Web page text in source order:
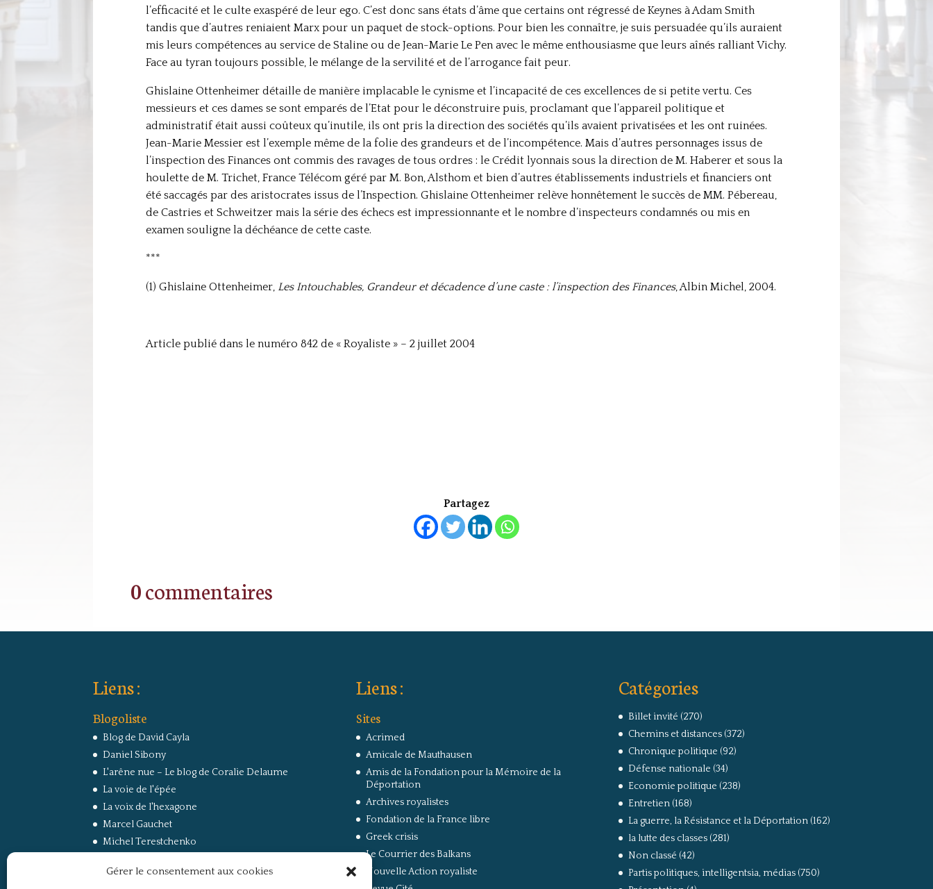
Gérer le consentement aux cookies
l’efficacité et le culte exaspéré de leur ego. C’est donc sans états d’âme que certains ont régressé de Keynes à Adam Smith
tandis que d’autres reniaient Marx pour un paquet de stock-options. Pour bien les connaître, je suis persuadée qu’ils auraient
mis leurs compétences au service de Staline ou de Jean-Marie Le Pen avec le même enthousiasme que leurs aînés ralliant Vichy.
Face au tyran toujours possible, le mélange de la servilité et de l’arrogance fait peur.
Ghislaine Ottenheimer détaille de manière implacable le cynisme et l’incapacité de ces excellences de si petite vertu. Ces
messieurs et ces dames se sont emparés de l’Etat pour le déconstruire puis, proclamant que l’appareil politique et
administratif était aussi coûteux qu’inutile, ils ont pris la direction des sociétés qu’ils avaient privatisées et les ont ruinées.
Jean-Marie Messier est l’exemple même de la folie des grandeurs et de l’incompétence. Mais d’autres personnages issus de
l’inspection des Finances ont commis des ravages de tous ordres : le Crédit lyonnais sous la direction de M. Haberer et sous la
houlette de M. Trichet, France Télécom géré par M. Bon, Alsthom et bien d’autres établissements industriels et financiers ont
été saccagés par des aristocrates issus de l’Inspection. Ghislaine Ottenheimer relève honnêtement le succès de MM. Pébereau,
de Castries et Schweitzer mais la série des échecs est impressionnante et le nombre d’inspecteurs condamnés ou mis en
examen souligne la déchéance de cette caste.
***
(1) Ghislaine Ottenheimer, Les Intouchables, Grandeur et décadence d’une caste : l’inspection des Finances, Albin Michel, 2004.
Article publié dans le numéro 842 de « Royaliste » – 2 juillet 2004
Partagez
0 commentaires
Liens :
Blogoliste
Blog de David Cayla
Daniel Sibony
L'arêne nue – Le blog de Coralie Delaume
La voie de l'épée
La voix de l'hexagone
Marcel Gauchet
Michel Terestchenko
RussEurope – Le Carnet de Jacques Sapir sur la
Liens :
Sites
Acrimed
Amicale de Mauthausen
Amis de la Fondation pour la Mémoire de la
Déportation
Archives royalistes
Fondation de la France libre
Greek crisis
Le Courrier des Balkans
Nouvelle Action royaliste
Catégories
Billet invité (270)
Chemins et distances(372)
Chronique politique (92)
Défense nationale (34)
Economie politique (238)
Entretien(168)
La guerre, la Résistance et la Déportation(162)
la lutte des classes(281)
Non classé (42)
Partis politiques, intelligentsia, médias(750)